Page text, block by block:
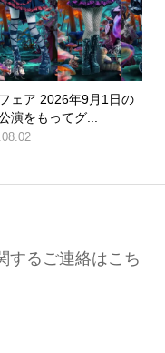
ェア 2026年9月1日の
演をもってグ...
するご連絡はこち